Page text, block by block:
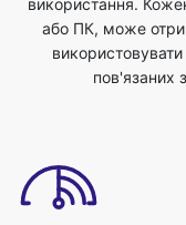
Підтримка
Ви можете